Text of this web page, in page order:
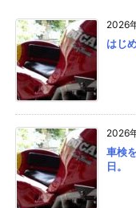
2026
はじ
2026
車検
日。